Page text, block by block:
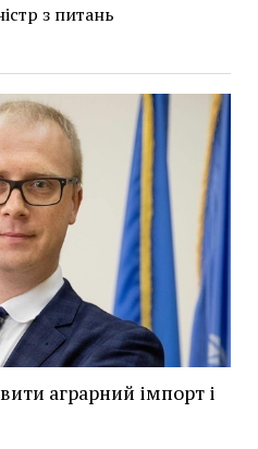
з питань
аграрний імпорт і